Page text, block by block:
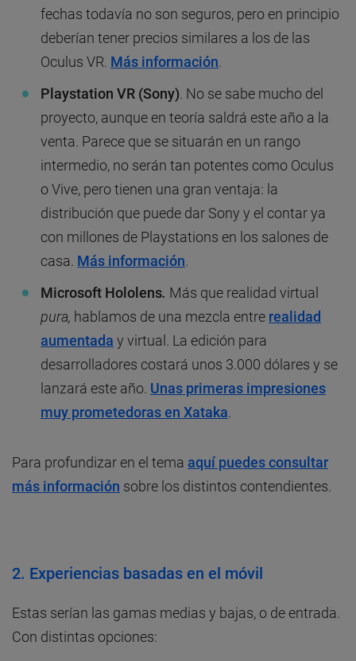
fechas todavía no son seguros, pero en principio
deberían tener precios similares a los de las
Oculus VR. Más información.
Playstation VR (Sony). No se sabe mucho del
proyecto, aunque en teoría saldrá este año a la
venta. Parece que se situarán en un rango
intermedio, no serán tan potentes como Oculus
o Vive, pero tienen una gran ventaja: la
distribución que puede dar Sony y el contar ya
con millones de Playstations en los salones de
casa. Más información.
Microsoft Hololens. Más que realidad virtual
pura, hablamos de una mezcla entre realidad
aumentada y virtual. La edición para
desarrolladores costará unos 3.000 dólares y se
lanzará este año. Unas primeras impresiones
muy prometedoras en Xataka.
Para profundizar en el tema aquí puedes consultar
más información sobre los distintos contendientes.
2. Experiencias basadas en el móvil
Estas serían las gamas medias y bajas, o de entrada.
Con distintas opciones: